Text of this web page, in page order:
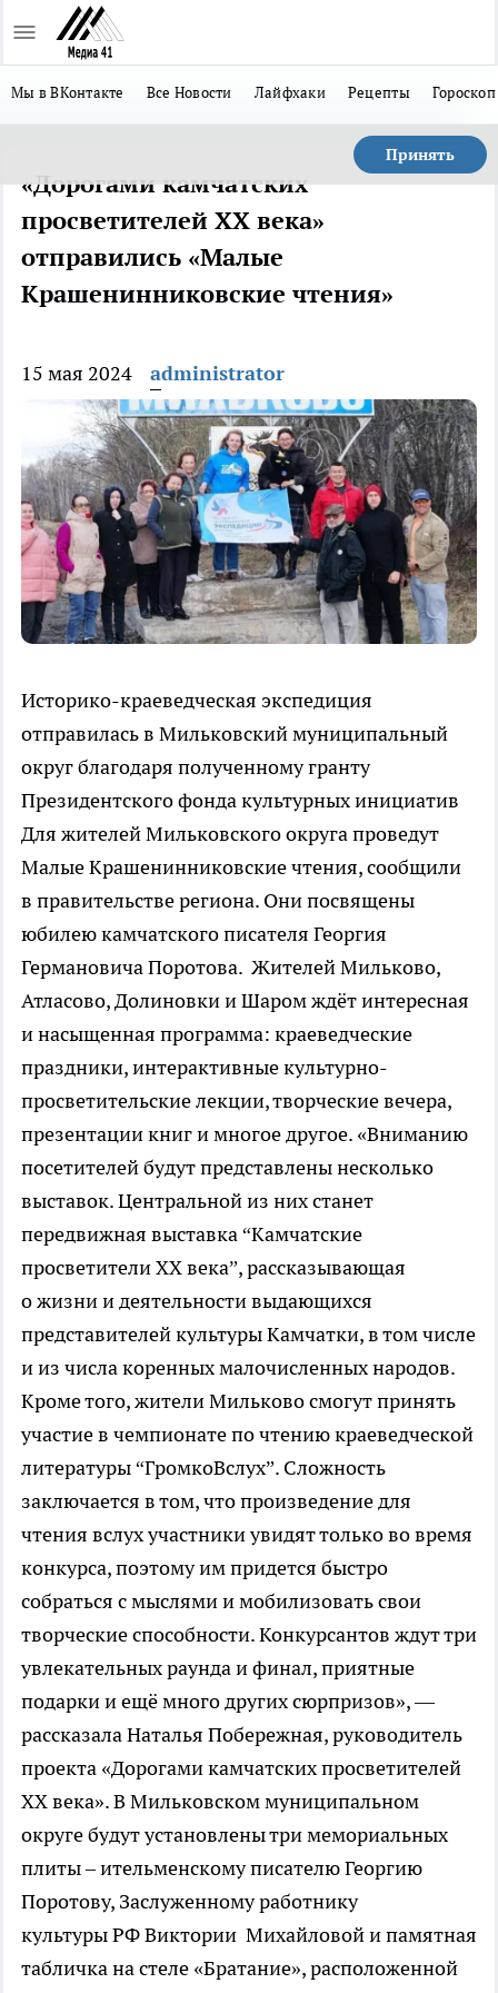
Мы в ВКонтакте Все Новости Лайфхаки Рецепты Гороскоп
Принять
«Дорогами камчатских
просветителей XX века»
отправились «Малые
Крашенинниковские чтения»
15 мая 2024 administrator
Историко-краеведческая экспедиция
отправилась в Мильковский муниципальный
округ благодаря полученному гранту
Президентского фонда культурных инициатив
Для жителей Мильковского округа проведут
Малые Крашенинниковские чтения, сообщили
в правительстве региона. Они посвящены
юбилею камчатского писателя Георгия
Германовича Поротова. Жителей Мильково,
Атласово, Долиновки и Шаром ждёт интересная
и насыщенная программа: краеведческие
праздники, интерактивные культурно-
просветительские лекции, творческие вечера,
презентации книг и многое другое. «Вниманию
посетителей будут представлены несколько
выставок. Центральной из них станет
передвижная выставка “Камчатские
просветители XX века”, рассказывающая
о жизни и деятельности выдающихся
представителей культуры Камчатки, в том числе
и из числа коренных малочисленных народов.
Кроме того, жители Мильково смогут принять
участие в чемпионате по чтению краеведческой
литературы “ГромкоВслух”. Сложность
заключается в том, что произведение для
чтения вслух участники увидят только во время
конкурса, поэтому им придется быстро
собраться с мыслями и мобилизовать свои
творческие способности. Конкурсантов ждут три
увлекательных раунда и финал, приятные
подарки и ещё много других сюрпризов», —
рассказала Наталья Побережная, руководитель
проекта «Дорогами камчатских просветителей
XX века». В Мильковском муниципальном
округе будут установлены три мемориальных
плиты – ительменскому писателю Георгию
Поротову, Заслуженному работнику
культуры РФ Виктории Михайловой и памятная
табличка на стеле «Братание», расположенной